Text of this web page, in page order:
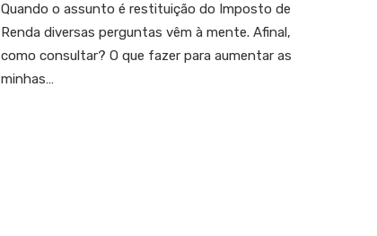
Quando o assunto é restituição do Imposto de
Renda diversas perguntas vêm à mente. Afinal,
como consultar? O que fazer para aumentar as
minhas…